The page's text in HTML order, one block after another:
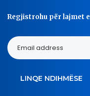
Regjistrohu për lajmet
LINQE NDIHMËSE